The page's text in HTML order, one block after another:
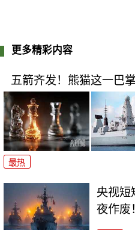
更多精彩内容
五箭齐发！熊猫这一巴
最热
央视短
夜作废